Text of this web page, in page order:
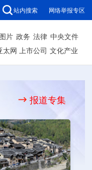
站内搜索 网络举报专区
图片 政务 法律 中央文件
太网 上市公司 文化产业
报道专集